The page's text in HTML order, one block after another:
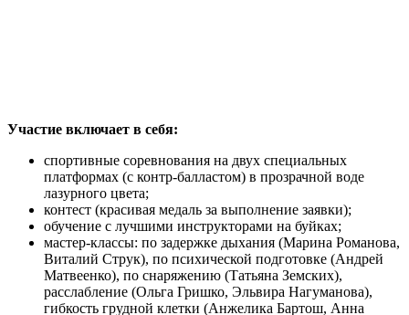
Участие включает в себя:
спортивные соревнования на двух специальных
платформах (с контр-балластом) в прозрачной воде
лазурного цвета;
контест (красивая медаль за выполнение заявки);
обучение с лучшими инструкторами на буйках;
мастер-классы: по задержке дыхания (Марина Романова,
Виталий Струк), по психической подготовке (Андрей
Матвеенко), по снаряжению (Татьяна Земских),
расслабление (Ольга Гришко, Эльвира Нагуманова),
гибкость грудной клетки (Анжелика Бартош, Анна